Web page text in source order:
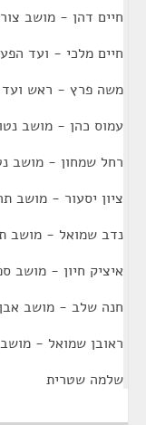
חיים דהן - מושב
חיים מלכי - ועד
משה פרץ - ראש ועד
עמוס כהן - מושב
רחל שמחון - מושב
ציון יסעור - מושב
נדב שמואל - מושב
איציק חיון - מושב
חנה שלב - מושב
ראובן שמואל -
שלמה שטרית